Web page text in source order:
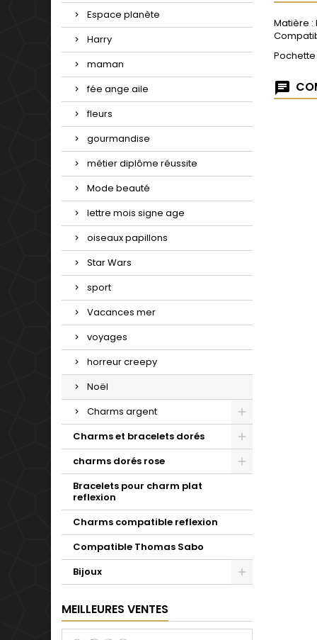
Espace planète
Harry
maman
fée ange aile
fleurs
gourmandise
métier diplôme réussite
Mode beauté
lettre mois signe age
oiseaux papillons
Star Wars
sport
Vacances mer
voyages
horreur creepy
Noël
Charms argent
Charms et bracelets dorés
charms dorés rose
Bracelets pour charm plat
reflexion
Charms compatible reflexion
Compatible Thomas Sabo
Bijoux
MEILLEURES VENTES
Matière :